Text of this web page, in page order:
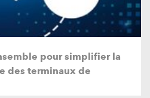
pour simplifier la
des terminaux de